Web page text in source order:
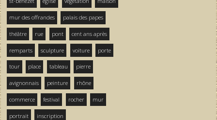
mur des offrandes palais des papes
théâtre rue pont cent ans après
remparts sculpture voiture porte
tour place tableau pierre
avignonnais peinture rhône
commerce festival rocher mur
portrait
inscription